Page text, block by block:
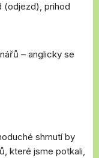
(odjezd), prihod
– anglicky se
shrnutí by
které jsme potkali,